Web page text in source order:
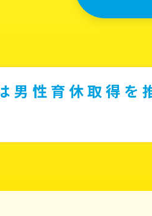
男性育休取得を